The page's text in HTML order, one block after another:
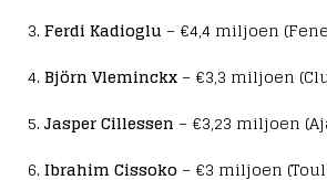
Ferdi Kadioglu – €4,4 miljoen
Björn Vleminckx – €3,3 miljoen
Jasper Cillessen – €3,23 miljoen
Ibrahim Cissoko – €3 miljoen